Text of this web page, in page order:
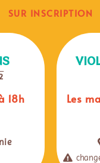
SUR INSCRIPTION
18h Les